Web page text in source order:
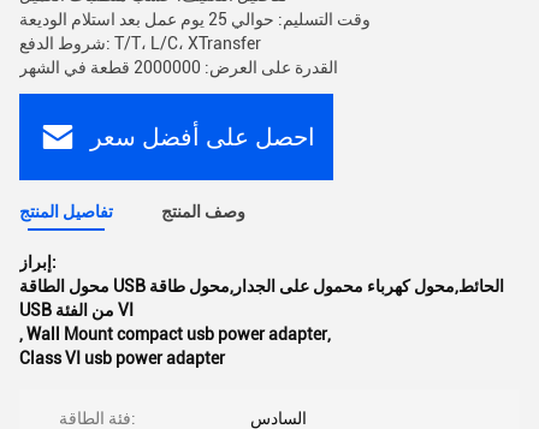
وقت التسليم: حوالي 25 يوم عمل بعد استلام الوديعة
شروط الدفع: T/T، L/C، XTransfer
القدرة على العرض: 2000000 قطعة في الشهر
احصل على أفضل سعر
تفاصيل المنتج وصف المنتج
إبراز:
محول الطاقة USB الحائط,محول كهرباء محمول على الجدار,محول طاقة
USB من الفئة VI
,Wall Mount compact usb power adapter,
Class VI usb power adapter
فئة الطاقة: السادس